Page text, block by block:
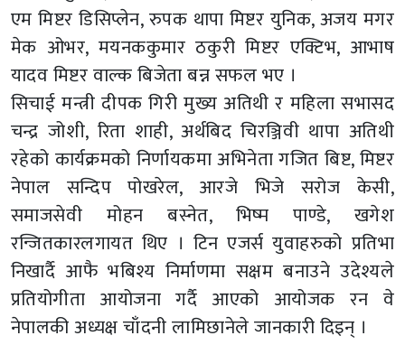
एम मिष्टर डिसिप्लेन, रुपक थापा मिष्टर युनिक, अजय मगर
मेक ओभर, मयनककुमार ठकुरी मिष्टर एक्टिभ, आभाष
यादव मिष्टर वाल्क बिजेता बन्न सफल भए ।
सिचाई मन्त्री दीपक गिरी मुख्य अतिथी र महिला सभासद
चन्द्र जोशी, रिता शाही, अर्थबिद चिरञ्जिवी थापा अतिथी
रहेको कार्यक्रमको निर्णायकमा अभिनेता गजित बिष्ट, मिष्टर
नेपाल सन्दिप पोखरेल, आरजे भिजे सरोज केसी,
समाजसेवी मोहन बस्नेत, भिष्म पाण्डे, खगेश
रन्जितकारलगायत थिए । टिन एजर्स युवाहरुको प्रतिभा
निखार्दै आफै भबिश्य निर्माणमा सक्षम बनाउने उदेश्यले
प्रतियोगीता आयोजना गर्दै आएको आयोजक रन वे
नेपालकी अध्यक्ष चाँदनी लामिछानेले जानकारी दिइन् ।